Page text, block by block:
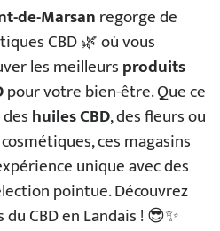
de-Marsanregorge de
CBD 🌿 où vous
les meilleursproduits
pour votre bien-être. Que ce
huiles CBD, des fleurs ou
ces magasins
unique avec des
pointue. Découvrez
CBD en Landais ! 😎✨